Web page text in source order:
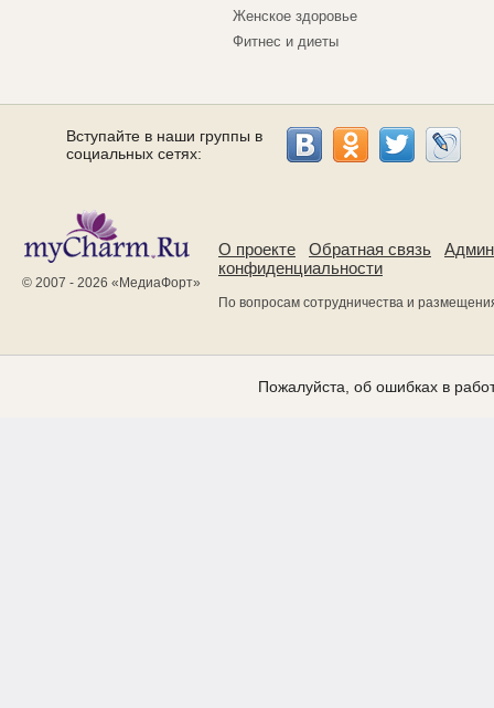
Женское здоровье
Фитнес и диеты
Вступайте в наши группы в
социальных сетях:
© 2007 - 2026 « МедиаФорт»
О проекте Обратная связь
конфиденциальности
По вопросам сотрудничества и
Пожалуйста, об ошибках в